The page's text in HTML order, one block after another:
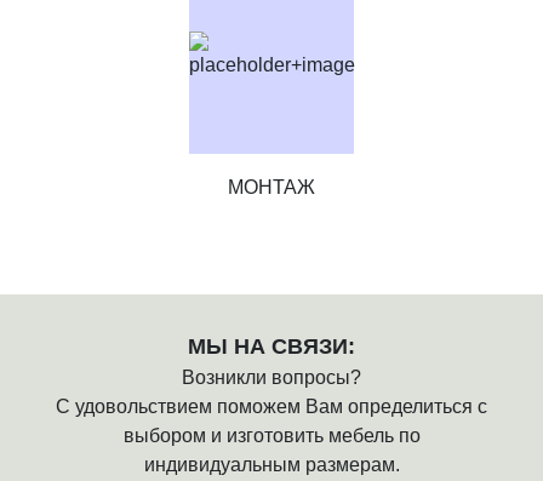
МОНТАЖ
МЫ НА СВЯЗИ:
Возникли вопросы?
С удовольствием поможем Вам определиться с
выбором и изготовить мебель по
индивидуальным размерам.